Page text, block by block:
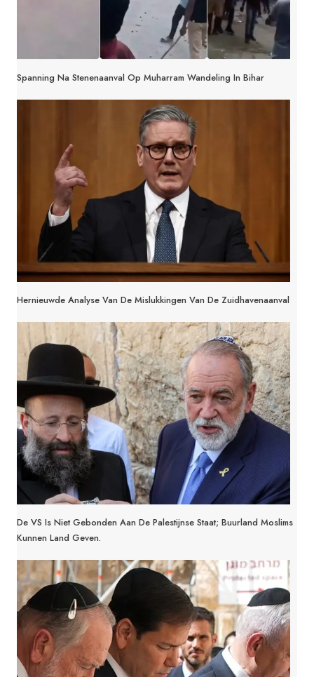
Spanning Na Stenenaanval Op Muharram Wandeling In Bihar
Hernieuwde Analyse Van De Mislukkingen Van De Zuidhavenaanval
De VS Is Niet Gebonden Aan De Palestijnse Staat; Buurland Moslims
Kunnen Land Geven.